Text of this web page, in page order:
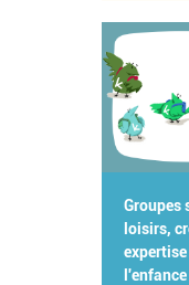
Groupes
loisirs,
l'enfance